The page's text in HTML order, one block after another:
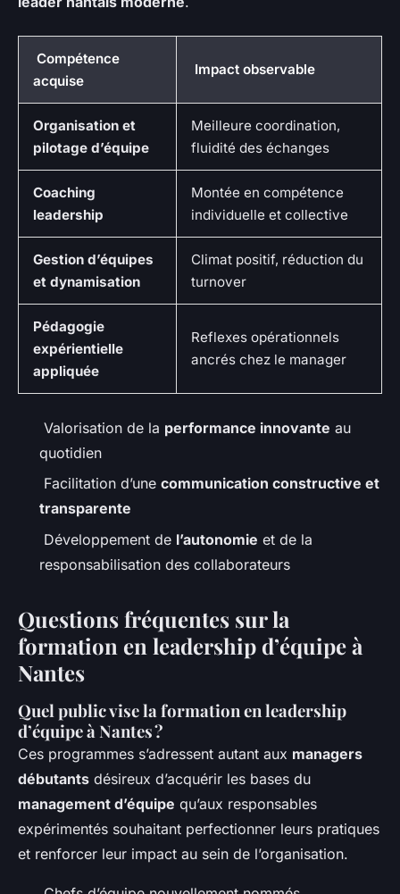
Compétence
acquise
Impact observable
Organisation et
pilotage d’équipe
Meilleure coordination,
fluidité des échanges
Coaching
leadership
Montée en compétence
individuelle et collective
Gestion d’équipes
et dynamisation
Climat positif, réduction du
turnover
Pédagogie
expérientielle
appliquée
Reflexes opérationnels
ancrés chez le manager
Valorisation de la performance innovante au
quotidien
Facilitation d’une communication constructive et
transparente
Développement de l’autonomie et de la
responsabilisation des collaborateurs
Questions fréquentes sur la
formation en leadership d’équipe à
Nantes
Quel public vise la formation en leadership
d’équipe à Nantes ?
Ces programmes s’adressent autant aux managers
débutants désireux d’acquérir les bases du
management d’équipe qu’aux responsables
expérimentés souhaitant perfectionner leurs pratiques
et renforcer leur impact au sein de l’organisation.